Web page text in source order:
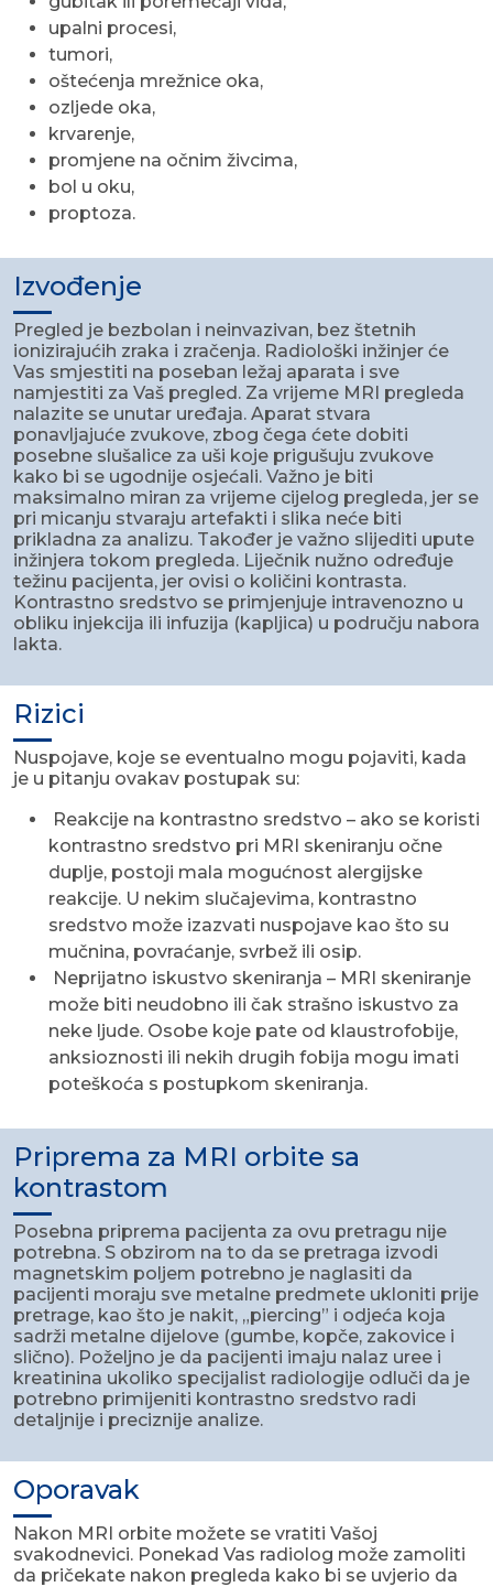
upalni procesi,
tumori,
oštećenja mrežnice oka,
ozljede oka,
krvarenje,
promjene na očnim živcima,
bol u oku,
proptoza.
Izvođenje
Pregled je bezbolan i neinvazivan, bez štetnih
ionizirajućih zraka i zračenja. Radiološki inžinjer će
Vas smjestiti na poseban ležaj aparata i sve
namjestiti za Vaš pregled. Za vrijeme MRI pregleda
nalazite se unutar uređaja. Aparat stvara
ponavljajuće zvukove, zbog čega ćete dobiti
posebne slušalice za uši koje prigušuju zvukove
kako bi se ugodnije osjećali. Važno je biti
maksimalno miran za vrijeme cijelog pregleda, jer se
pri micanju stvaraju artefakti i slika neće biti
prikladna za analizu. Također je važno slijediti upute
inžinjera tokom pregleda. Liječnik nužno određuje
težinu pacijenta, jer ovisi o količini kontrasta.
Kontrastno sredstvo se primjenjuje intravenozno u
obliku injekcija ili infuzija (kapljica) u području nabora
lakta.
Rizici
Nuspojave, koje se eventualno mogu pojaviti, kada
je u pitanju ovakav postupak su:
Reakcije na kontrastno sredstvo – ako se koristi
kontrastno sredstvo pri MRI skeniranju očne
duplje, postoji mala mogućnost alergijske
reakcije. U nekim slučajevima, kontrastno
sredstvo može izazvati nuspojave kao što su
mučnina, povraćanje, svrbež ili osip.
Neprijatno iskustvo skeniranja – MRI skeniranje
može biti neudobno ili čak strašno iskustvo za
neke ljude. Osobe koje pate od klaustrofobije,
anksioznosti ili nekih drugih fobija mogu imati
poteškoća s postupkom skeniranja.
Priprema za MRI orbite sa
kontrastom
Posebna priprema pacijenta za ovu pretragu nije
potrebna. S obzirom na to da se pretraga izvodi
magnetskim poljem potrebno je naglasiti da
pacijenti moraju sve metalne predmete ukloniti prije
pretrage, kao što je nakit, „piercing” i odjeća koja
sadrži metalne dijelove (gumbe, kopče, zakovice i
slično). Poželjno je da pacijenti imaju nalaz uree i
kreatinina ukoliko specijalist radiologije odluči da je
potrebno primijeniti kontrastno sredstvo radi
detaljnije i preciznije analize.
Oporavak
Nakon MRI orbite možete se vratiti Vašoj
svakodnevici. Ponekad Vas radiolog može zamoliti
da pričekate nakon pregleda kako bi se uvjerio da